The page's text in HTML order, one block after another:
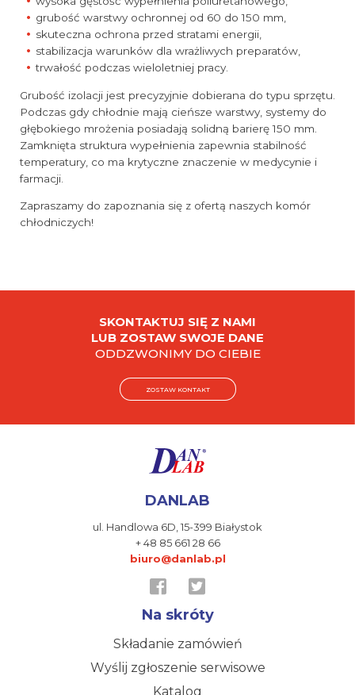
grubość warstwy ochronnej od 60 do 150 mm,
skuteczna ochrona przed stratami energii,
stabilizacja warunków dla wrażliwych preparatów,
trwałość podczas wieloletniej pracy.
Grubość izolacji jest precyzyjnie dobierana do typu sprzętu.
Podczas gdy chłodnie mają cieńsze warstwy, systemy do
głębokiego mrożenia posiadają solidną barierę 150 mm.
Zamknięta struktura wypełnienia zapewnia stabilność
temperatury, co ma krytyczne znaczenie w medycynie i
farmacji.
Zapraszamy do zapoznania się z ofertą naszych komór
chłodniczych!
SKONTAKTUJ SIĘ Z NAMI
LUB ZOSTAW SWOJE DANE
ODDZWONIMY DO CIEBIE
ZOSTAW KONTAKT
DANLAB
ul. Handlowa 6D, 15-399 Białystok
+ 48 85 661 28 66
biuro@danlab.pl
Na skróty
Składanie zamówień
Wyślij zgłoszenie serwisowe
Katalog